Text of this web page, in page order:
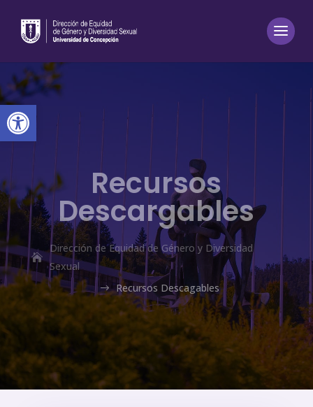
Abrir barra de herramientas
Recursos
Descargables
Dirección de Equidad de Género y Diversidad
Sexual
$ Recursos Descagables